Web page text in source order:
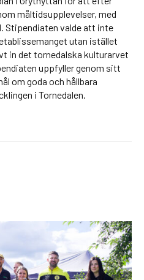
måltidsupplevelser, med
Stipendiaten valde att inte
utan istället
in det tornedalska kulturarvet
uppfyller genom sitt
om goda och hållbara
i Tornedalen.